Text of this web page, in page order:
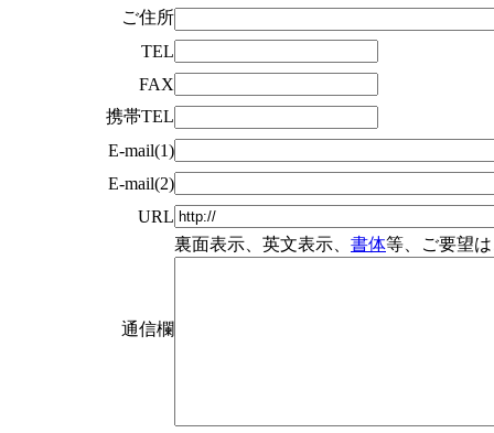
ご住所
TEL
FAX
携帯TEL
E-mail(1)
E-mail(2)
URL
通信欄
裏面表示、英文表示、 書体等、ご要望